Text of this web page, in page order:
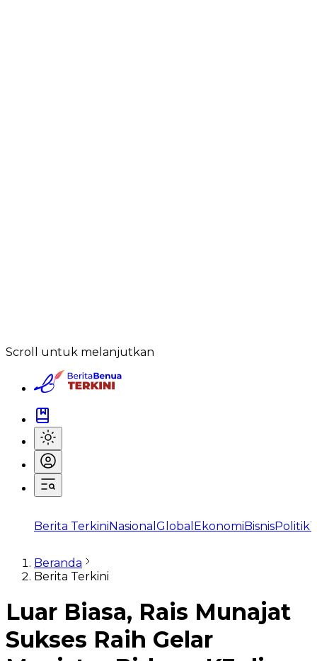
Scroll untuk melanjutkan
Berita TerkiniNasional Global EkonomiBisnisPolitik
Beranda
Berita Terkini
Luar Biasa, Rais Munajat
Sukses Raih Gelar